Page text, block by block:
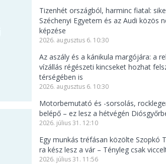
Tizenhét országból, harminc fiatal:
Széchenyi Egyetem és az Audi közös
képzése
2026. augusztus 6. 10:30
Az aszály és a kánikula margójára: a
vízállás régészeti kincseket hozhat
térségében is
2026. augusztus 6. 10:30
Motorbemutató és -sorsolás,
belépő – ez lesz a hétvégén
2026. július 31. 12:10
Egy munkás tréfásan közölte Szopkó
ra kész lesz a vár – Tényleg csak
2026. július 31. 11:56